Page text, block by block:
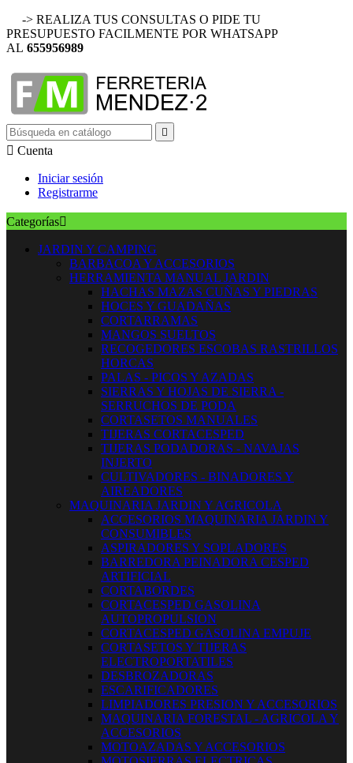
-> REALIZA TUS CONSULTAS O PIDE TU
PRESUPUESTO FACILMENTE POR WHATSAPP
AL 655956989

 Cuenta
Iniciar sesión
Registrarme
Categorías
JARDIN Y CAMPING
BARBACOA Y ACCESORIOS
HERRAMIENTA MANUAL JARDIN
HACHAS MAZAS CUÑAS Y PIEDRAS
HOCES Y GUADAÑAS
CORTARRAMAS
MANGOS SUELTOS
RECOGEDORES ESCOBAS RASTRILLOS
HORCAS
PALAS - PICOS Y AZADAS
SIERRAS Y HOJAS DE SIERRA -
SERRUCHOS DE PODA
CORTASETOS MANUALES
TIJERAS CORTACESPED
TIJERAS PODADORAS - NAVAJAS
INJERTO
CULTIVADORES - BINADORES Y
AIREADORES
MAQUINARIA JARDIN Y AGRICOLA
ACCESORIOS MAQUINARIA JARDIN Y
CONSUMIBLES
ASPIRADORES Y SOPLADORES
BARREDORA PEINADORA CESPED
ARTIFICIAL
CORTABORDES
CORTACESPED GASOLINA
AUTOPROPULSION
CORTACESPED GASOLINA EMPUJE
CORTASETOS Y TIJERAS
ELECTROPORTATILES
DESBROZADORAS
ESCARIFICADORES
LIMPIADORES PRESION Y ACCESORIOS
MAQUINARIA FORESTAL - AGRICOLA Y
ACCESORIOS
MOTOAZADAS Y ACCESORIOS